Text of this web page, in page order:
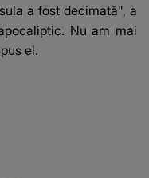
a fost decimată", a
Nu am mai
el.